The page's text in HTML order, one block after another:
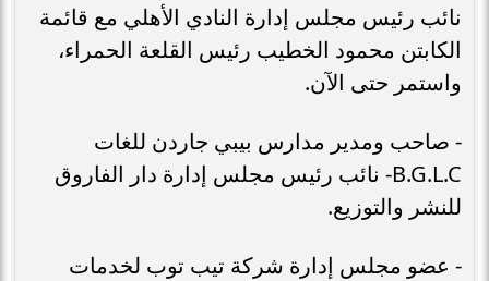
نائب رئيس مجلس إدارة النادي الأهلي مع قائمة
الكابتن محمود الخطيب رئيس القلعة الحمراء،
واستمر حتى الآن.
- صاحب ومدير مدارس بيبي جاردن للغات
B.G.L.C- نائب رئيس مجلس إدارة دار الفاروق
للنشر والتوزيع.
- عضو مجلس إدارة شركة تيب توب لخدمات